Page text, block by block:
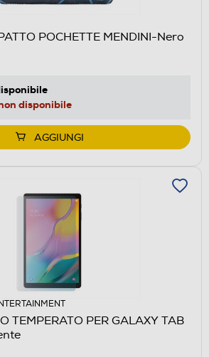
POCHETTE MENDINI-Nero
disponibile
AGGIUNGI
TEMPERATO PER GALAXY TAB